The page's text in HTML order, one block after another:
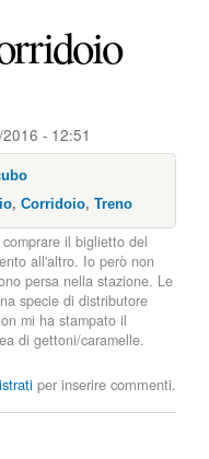
- 12:51
, Corridoio, Treno
il biglietto del
all'altro. Io però non
persa nella stazione. Le
specie di distributore
mi ha stampato il
di gettoni/caramelle.
per inserire commenti.